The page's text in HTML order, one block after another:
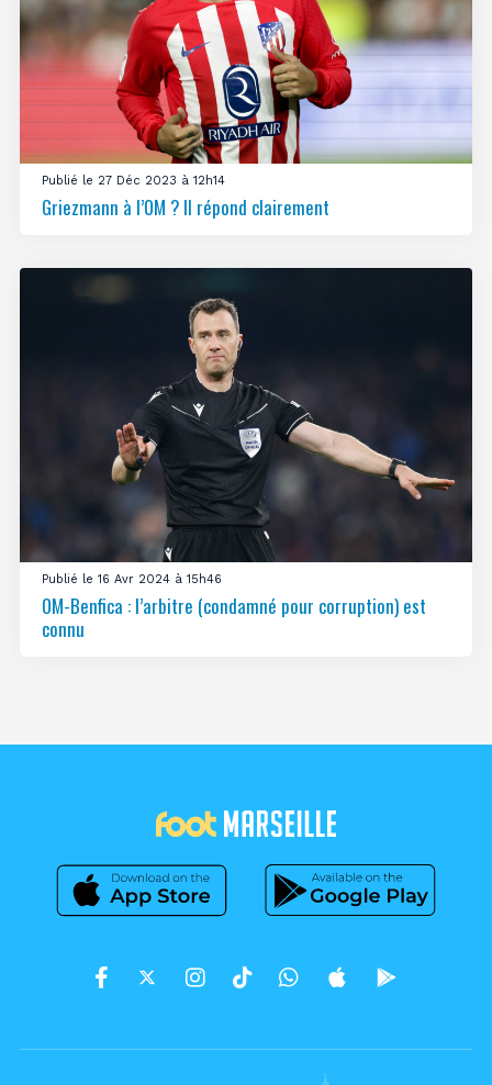
Publié le 27 Déc 2023 à 12h14
Griezmann à l’OM ? Il répond clairement
Publié le 16 Avr 2024 à 15h46
OM-Benfica : l’arbitre (condamné pour corruption) est
connu